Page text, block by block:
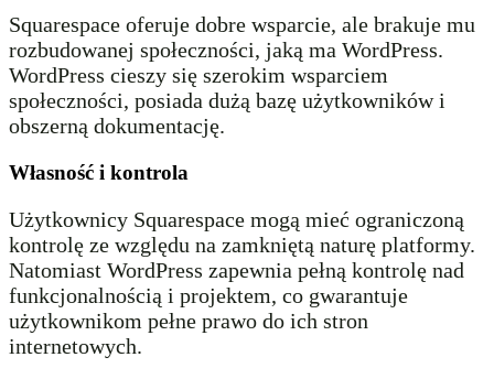
Squarespace oferuje dobre wsparcie, ale brakuje mu
rozbudowanej społeczności, jaką ma WordPress.
WordPress cieszy się szerokim wsparciem
społeczności, posiada dużą bazę użytkowników i
obszerną dokumentację.
Własność i kontrola
Użytkownicy Squarespace mogą mieć ograniczoną
kontrolę ze względu na zamkniętą naturę platformy.
Natomiast WordPress zapewnia pełną kontrolę nad
funkcjonalnością i projektem, co gwarantuje
użytkownikom pełne prawo do ich stron
internetowych.